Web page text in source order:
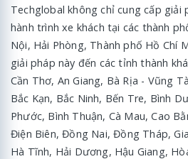
Techglobal không chỉ cung cấp giải
hành trình xe khách tại các thành
Nội, Hải Phòng, Thành phố Hồ Chí
giải pháp này đến các tỉnh thành
Cần Thơ, An Giang, Bà Rịa - Vũng
Bắc Kạn, Bắc Ninh, Bến Tre, Bình
Phước, Bình Thuận, Cà Mau, Cao
Điện Biên, Đồng Nai, Đồng Tháp,
Hà Tĩnh, Hải Dương, Hậu Giang,